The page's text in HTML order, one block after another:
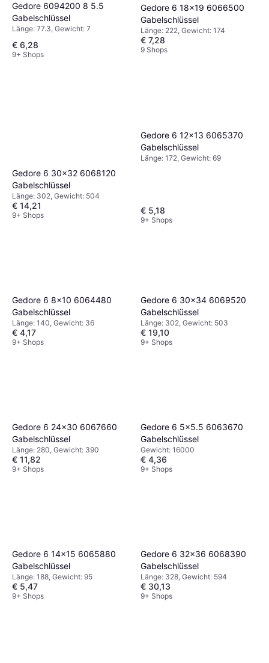
Gedore 6094200 8 5.5
Gabelschlüssel
Länge: 77.3, Gewicht: 7
€ 6,28
9+ Shops
Gedore 6 18x19 6066500
Gabelschlüssel
Länge: 222, Gewicht: 174
€ 7,28
9 Shops
Gedore 6 30x32 6068120
Gabelschlüssel
Länge: 302, Gewicht: 504
€ 14,21
9+ Shops
Gedore 6 12x13 6065370
Gabelschlüssel
Länge: 172, Gewicht: 69
€ 5,18
9+ Shops
Gedore 6 8x10 6064480
Gabelschlüssel
Länge: 140, Gewicht: 36
€ 4,17
9+ Shops
Gedore 6 30x34 6069520
Gabelschlüssel
Länge: 302, Gewicht: 503
€ 19,10
9+ Shops
Gedore 6 24x30 6067660
Gabelschlüssel
Länge: 280, Gewicht: 390
€ 11,82
9+ Shops
Gedore 6 5x5.5 6063670
Gabelschlüssel
Gewicht: 16000
€ 4,36
9+ Shops
Gedore 6 14x15 6065880
Gabelschlüssel
Länge: 188, Gewicht: 95
€ 5,47
9+ Shops
Gedore 6 32x36 6068390
Gabelschlüssel
Länge: 328, Gewicht: 594
€ 30,13
9+ Shops